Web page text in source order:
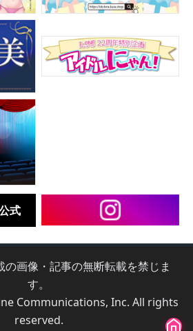
式
画像・記事の無断転載を禁じま
す。
Communications, Inc. All rights
reserved.